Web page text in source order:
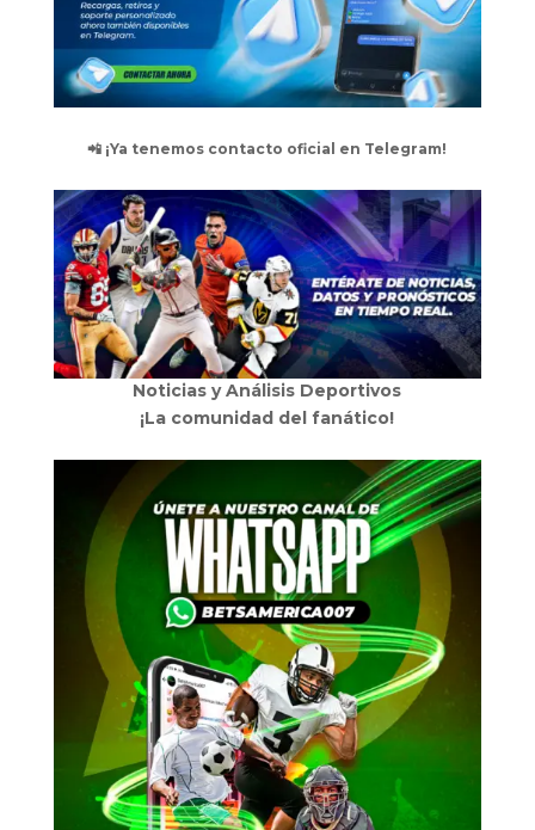
📲 ¡Ya tenemos contacto oficial en Telegram!
Noticias y Análisis Deportivos
¡La comunidad del fanático!